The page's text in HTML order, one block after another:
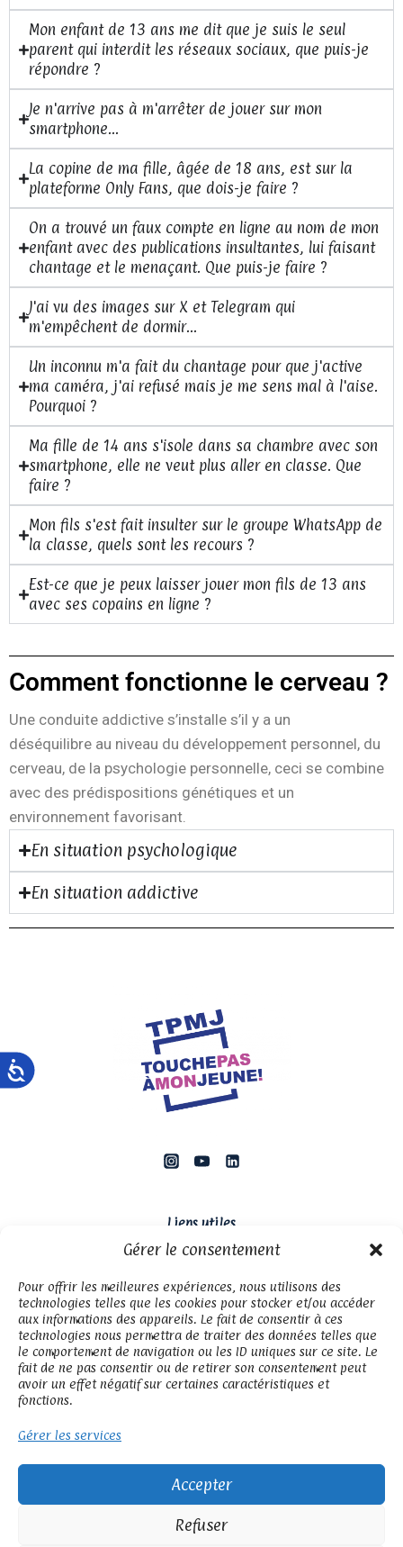
Gérer le consentement
Pour offrir les meilleures expériences, nous utilisons des
technologies telles que les cookies pour stocker et/ou accéder
aux informations des appareils. Le fait de consentir à ces
technologies nous permettra de traiter des données telles que
le comportement de navigation ou les ID uniques sur ce site. Le
fait de ne pas consentir ou de retirer son consentement peut
avoir un effet négatif sur certaines caractéristiques et
fonctions.
Gérer les services
Accepter
Refuser
Mon enfant de 13 ans me dit que je suis le seul
parent qui interdit les réseaux sociaux, que puis-je
répondre ?
Je n'arrive pas à m'arrêter de jouer sur mon
smartphone...
La copine de ma fille, âgée de 18 ans, est sur la
plateforme Only Fans, que dois-je faire ?
On a trouvé un faux compte en ligne au nom de mon
enfant avec des publications insultantes, lui faisant
chantage et le menaçant. Que puis-je faire ?
J'ai vu des images sur X et Telegram qui
m'empêchent de dormir...
Un inconnu m'a fait du chantage pour que j'active
ma caméra, j'ai refusé mais je me sens mal à l'aise.
Pourquoi ?
Ma fille de 14 ans s'isole dans sa chambre avec son
smartphone, elle ne veut plus aller en classe. Que
faire ?
Mon fils s'est fait insulter sur le groupe WhatsApp de
la classe, quels sont les recours ?
Est-ce que je peux laisser jouer mon fils de 13 ans
avec ses copains en ligne ?
Comment fonctionne le cerveau ?
Une conduite addictive s’installe s’il y a un
déséquilibre au niveau du développement personnel, du
cerveau, de la psychologie personnelle, ceci se combine
avec des prédispositions génétiques et un
environnement favorisant.
En situation psychologique
En situation addictive
Liens utiles
Mentions légales
Politique de confidentialité
Avec le soutien de